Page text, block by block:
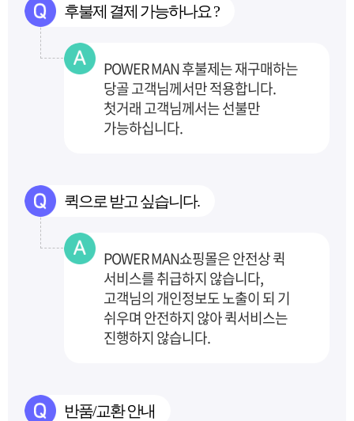
후불제 결제 가능하나요 ?
POWER MAN 후불제는 재구매하는
당골 고객님께서만 적용합니다.
첫거래 고객님께서는 선불만
가능하십니다.
퀵으로 받고 싶습니다.
POWER MAN쇼핑몰은 안전상 퀵
서비스를 취급하지 않습니다,
고객님의 개인정보도 노출이 되 기
쉬우며 안전하지 않아 퀵서비스는
진행하지 않습니다.
반품/교환 안내